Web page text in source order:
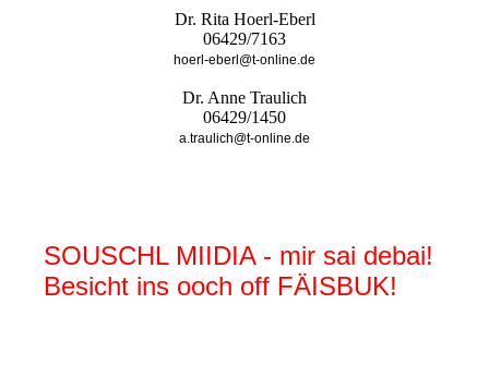
Dr. Rita Hoerl-Eberl
06429/7163
hoerl-eberl@t-online.de
Dr. Anne Traulich
06429/1450
a.traulich@t-online.de
SOUSCHL MIIDIA - mir sai debai!
Besicht ins ooch off FÄISBUK!